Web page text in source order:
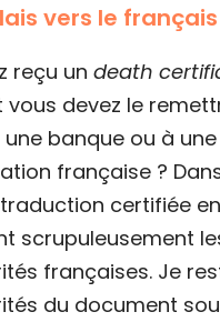
vers le français
reçu un death
vous devez le
banque ou à une
française ?
certifiée
scrupuleusement
françaises. Je
du document